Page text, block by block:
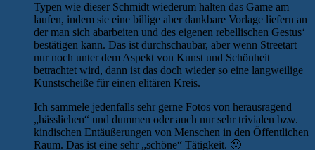
Typen wie dieser Schmidt wiederum halten das Game am
laufen, indem sie eine billige aber dankbare Vorlage liefern an
der man sich abarbeiten und des eigenen rebellischen Gestus‘
bestätigen kann. Das ist durchschaubar, aber wenn Streetart
nur noch unter dem Aspekt von Kunst und Schönheit
betrachtet wird, dann ist das doch wieder so eine langweilige
Kunstscheiße für einen elitären Kreis.
Ich sammele jedenfalls sehr gerne Fotos von herausragend
„hässlichen“ und dummen oder auch nur sehr trivialen bzw.
kindischen Entäußerungen von Menschen in den Öffentlichen
Raum. Das ist eine sehr „schöne“ Tätigkeit. 🙂